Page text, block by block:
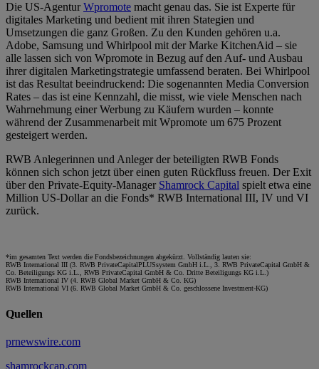
Die US-AgenturWpromote macht genau das. Sie ist Experte für
digitales Marketing und bedient mit ihren Stategien und
Umsetzungen die ganz Großen. Zu den Kunden gehören u.a.
Adobe, Samsung und Whirlpool mit der Marke KitchenAid – sie
alle lassen sich von Wpromote in Bezug auf den Auf- und Ausbau
ihrer digitalen Marketingstrategie umfassend beraten. Bei Whirlpool
ist das Resultat beeindruckend: Die sogenannten Media Conversion
Rates – das ist eine Kennzahl, die misst, wie viele Menschen nach
Wahrnehmung einer Werbung zu Käufern wurden – konnte
während der Zusammenarbeit mit Wpromote um 675 Prozent
gesteigert werden.
RWB Anlegerinnen und Anleger der beteiligten RWB Fonds
können sich schon jetzt über einen guten Rückfluss freuen. Der Exit
über den Private-Equity-Manager Shamrock Capital spielt etwa eine
Million US-Dollar an die Fonds* RWB International III, IV und VI
zurück.
*im gesamten Text werden die Fondsbezeichnungen abgekürzt. Vollständig lauten sie:
RWB International III (3. RWB PrivateCapitalPLUSsystem GmbH i.L., 3. RWB PrivateCapital GmbH &
Co. Beteiligungs KG i.L., RWB PrivateCapital GmbH & Co. Dritte Beteiligungs KG i.L.)
RWB International IV (4. RWB Global Market GmbH & Co. KG)
RWB International VI (6. RWB Global Market GmbH & Co. geschlossene Investment-KG)
Quellen
prnewswire.com
shamrockcap.com